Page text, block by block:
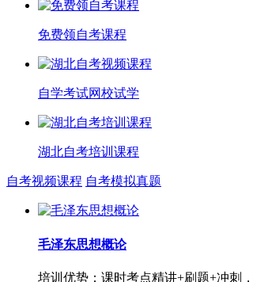
免费领自考课程
自学考试网校试学
湖北自考培训课程
自考视频课程 自考模拟真题
毛泽东思想概论
培训优势：课时考点精讲+刷题+冲刺